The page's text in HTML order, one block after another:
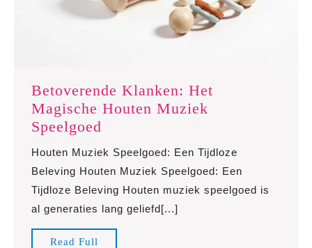
Betoverende Klanken: Het
Magische Houten Muziek
Speelgoed
Het
Magische
Houten
Muziek
Speelgoed
Houten Muziek Speelgoed: Een Tijdloze
Beleving Houten Muziek Speelgoed: Een
Tijdloze Beleving Houten muziek speelgoed is
al generaties lang geliefd[...]
Read Full